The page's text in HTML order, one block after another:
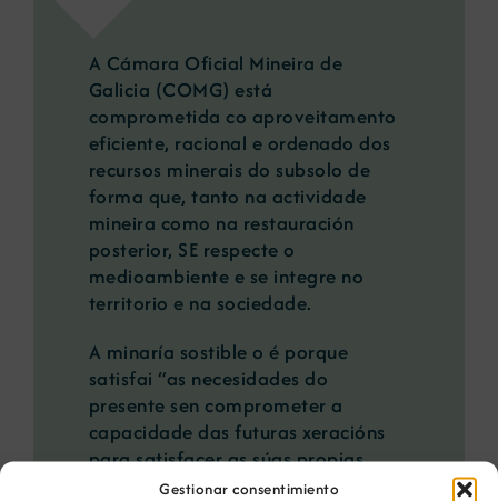
Gestionar consentimiento
A Cámara Oficial Mineira de
Galicia (COMG) está
comprometida co aproveitamento
eficiente, racional e ordenado dos
recursos minerais do subsolo de
forma que, tanto na actividade
mineira como na restauración
posterior, SE respecte o
medioambiente e se integre no
territorio e na sociedade.
A minaría sostible o é porque
satisfai “as necesidades do
presente sen comprometer a
capacidade das futuras xeracións
para satisfacer as súas propias
necesidades”, de acordo aos